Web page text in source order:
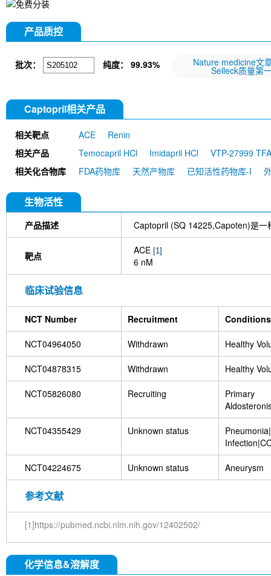
产品质控
批次： 纯度： 99.93% Nature medicine文
Selleck质量第
Captopril相关产品
相关靶点 ACE
Renin
相关产品
Temocapril HCl Imidapril HCl
VTP-27999 TFA
相关化合物库
FDA药物库 天然产物库 已知活性药物库-I
生物活性
产品描述 Captopril (SQ 14225,Capoten)是
靶点 ACE [1]
6 nM
临床试验信息
NCT Number Recruitment Conditions
NCT04964050 Withdrawn Healthy
NCT04878315 Withdrawn Healthy
NCT05826080 Recruiting
Primary
Producing
NCT04355429 Unknown status
NCT04224675 Unknown status Aneurysm
参考文献
[1]https://pubmed.ncbi.nlm.nih.gov/12402502/
化学信息&溶解度